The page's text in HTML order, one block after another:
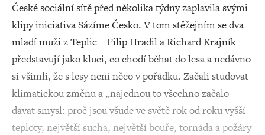
České sociální sítě před několika týdny zaplavila svými
klipy iniciativa Sázíme Česko. V tom stěžejním se dva
mladí muži z Teplic – Filip Hradil a Richard Krajník –
představují jako kluci, co chodí běhat do lesa a nedávno
si všimli, že s lesy není něco v pořádku. Začali studovat
klimatickou změnu a „najednou to všechno začalo
dávat smysl: proč jsou všude ve světě rok od roku vyšší
teploty, největší sucha, největší bouře, tornáda a požáry